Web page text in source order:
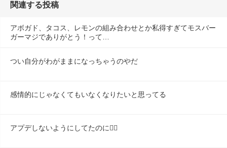
関連する投稿
アボガド、タコス、レモンの組み合わせとか私得すぎてモスバー
ガーマジでありがとう！って…
つい自分がわがままになっちゃうのやだ
感情的にじゃなくてもいなくなりたいと思ってる
アプデしないようにしてたのに😶‍🌫️